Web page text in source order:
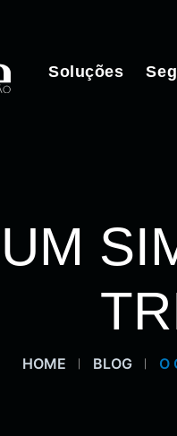
Soluções
HOME BLOG O